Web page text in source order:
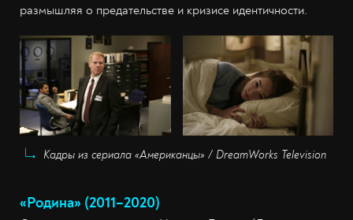
размышляя о предательстве и кризисе идентичности.
Кадры из сериала «Американцы» / DreamWorks Television
«Родина» (2011–2020)